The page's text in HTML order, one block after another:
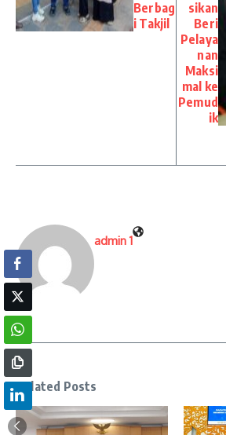
Berbag
i Takjil
sikan
Beri
Pelaya
nan
Maksi
mal ke
Pemud
ik
admin 1
Related Posts